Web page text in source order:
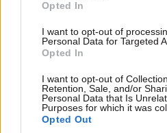
Opted In
I want to opt-out of
Personal Data for Targeted
Opted In
I want to opt-out of
Retention, Sale, and/or
Personal Data that Is
Purposes for which it was
Opted Out
πηγαίνουν άλλοι στα
καταφέραμε» – Η
δήμαρχος ο